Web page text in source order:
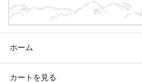
ホーム
カートを見る